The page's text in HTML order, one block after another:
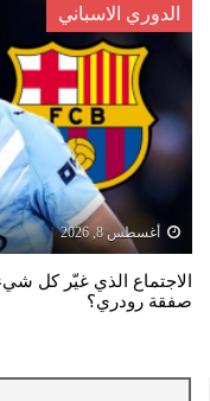
الدوري الاسباني
أغسطس 8, 2026
الاجتماع الذي غيّر كل
صفقة رودري؟